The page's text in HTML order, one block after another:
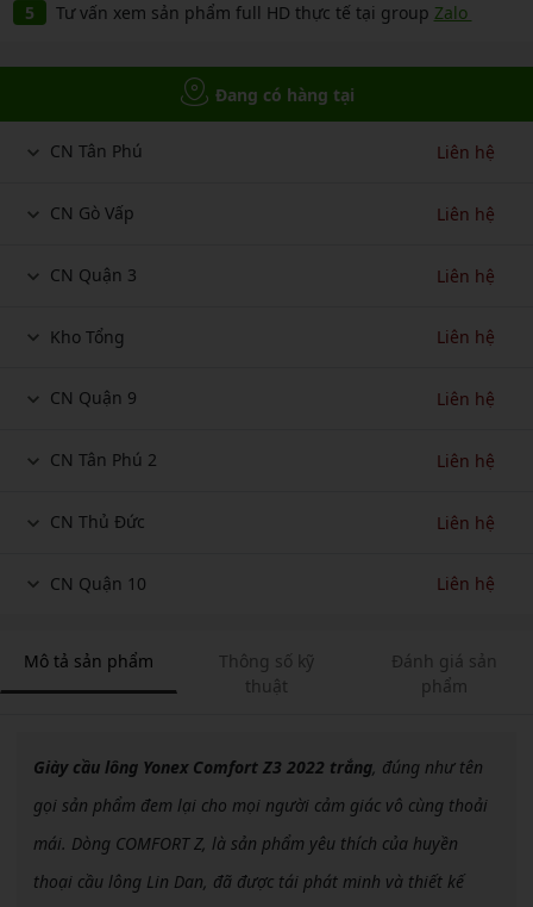
Tư vấn xem sản phẩm full HD thực tế tại group Zalo
Đang có hàng tại
CN Tân Phú Liên hệ
CN Gò Vấp Liên hệ
CN Quận 3 Liên hệ
Kho Tổng Liên hệ
CN Quận 9 Liên hệ
CN Tân Phú 2 Liên hệ
CN Thủ Đức Liên hệ
CN Quận 10 Liên hệ
Mô tả sản phẩm
Thông số kỹ
thuật
Đánh giá sản
phẩm
Giày cầu lông Yonex Comfort Z3 2022 trắng, đúng như tên
gọi sản phẩm đem lại cho mọi người cảm giác vô cùng thoải
mái. Dòng COMFORT Z, là sản phẩm yêu thích của huyền
thoại cầu lông Lin Dan, đã được tái phát minh và thiết kế